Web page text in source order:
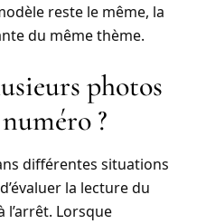
reste le même, la
du même thème.
photos
?
différentes situations
la lecture du
Lorsque